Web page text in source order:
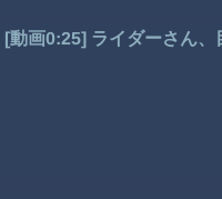
[動画0:25] ライダーさん